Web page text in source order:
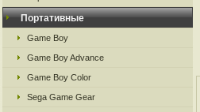
Портативные
Game Boy
Game Boy Advance
Game Boy Color
Sega Game Gear